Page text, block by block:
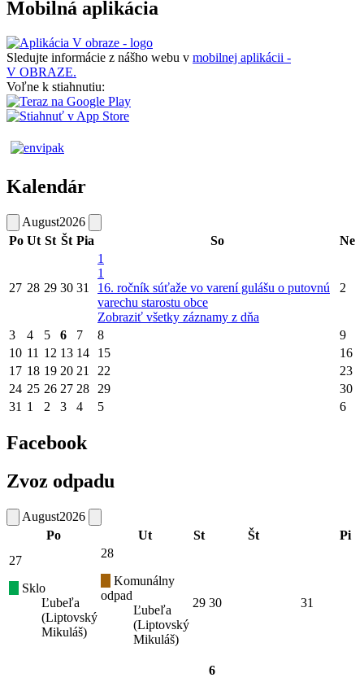
Mobilná aplikácia
Sledujte informácie z nášho webu v mobilnej aplikácii -
V OBRAZE.
Voľne k stiahnutiu:
Kalendár
August2026
Po Ut St Št Pia So Ne
27 28 29 30 31
1
1
16. ročník súťaže vo varení gulášu o putovnú
varechu starostu obce
Zobraziť všetky záznamy z dňa
2
3 4 5 6 7 8
9
10 11 12 13 14 15
16
17 18 19 20 21 22
23
24 25 26 27 28 29
30
31 1 2 3 4 5 6
Facebook
Zvoz odpadu
August2026
Po
Ut St Št
Pi
27
Sklo
Ľubeľa
(Liptovský
Mikuláš)
28
Komunálny
odpad
Ľubeľa
(Liptovský
Mikuláš)
29 30 31
6